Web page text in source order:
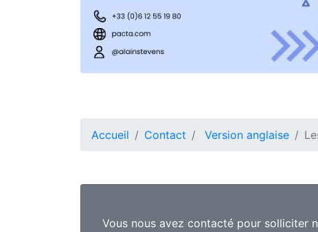
Accueil Contact Version anglaise
Vous nous avez contacté pour solliciter